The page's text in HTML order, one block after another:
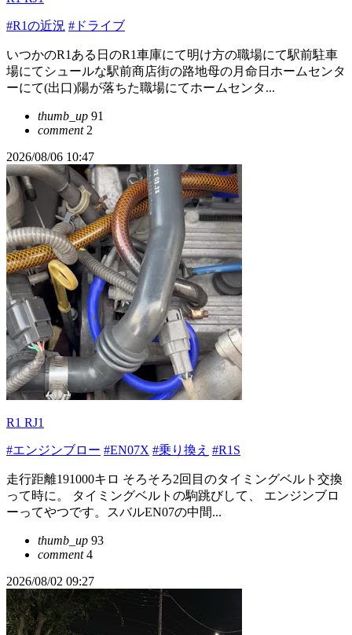
#R1の近況 #ドライブ
いつかのR1ある日のR1車庫にて明け方の職場にて駅前駐車
場にてシュールな駅前商店街の路地母の月命日ホームセンタ
ーにて(出口)陽が落ちた職場にてホームセンタ...
thumb_up 91
comment2
2026/08/06 10:47
R1 RJ1
#エンジンブロー #EN07X #乗り換え #R1S
走行距離191000キロ そろそろ2回目のタイミングベルト交換
って時に。 タイミングベルトの駒跳びして、 エンジンブロ
ーってやつです。スバルEN07の中間...
thumb_up 93
comment4
2026/08/02 09:27